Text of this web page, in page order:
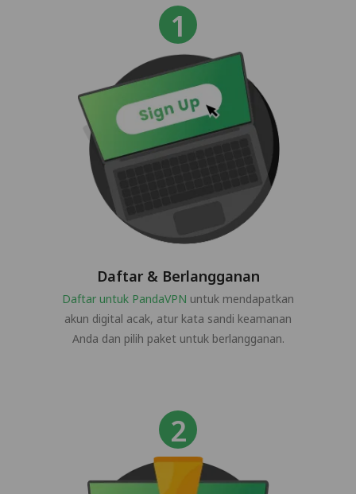
Daftar & Berlangganan
Daftar untuk PandaVPN untuk mendapatkan
akun digital acak, atur kata sandi keamanan
Anda dan pilih paket untuk berlangganan.